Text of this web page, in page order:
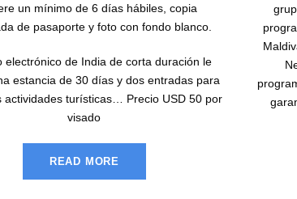
un mínimo de 6 días hábiles, copia
de pasaporte y foto con fondo blanco.
electrónico de India de corta duración le
estancia de 30 días y dos entradas para
actividades turísticas… Precio USD 50 por
visado
READ MORE